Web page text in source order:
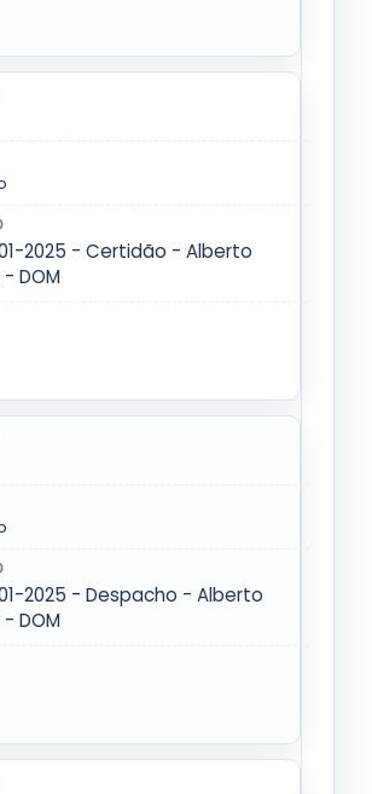
2025 - Certidão - Alberto
DOM
2025 - Despacho - Alberto
DOM